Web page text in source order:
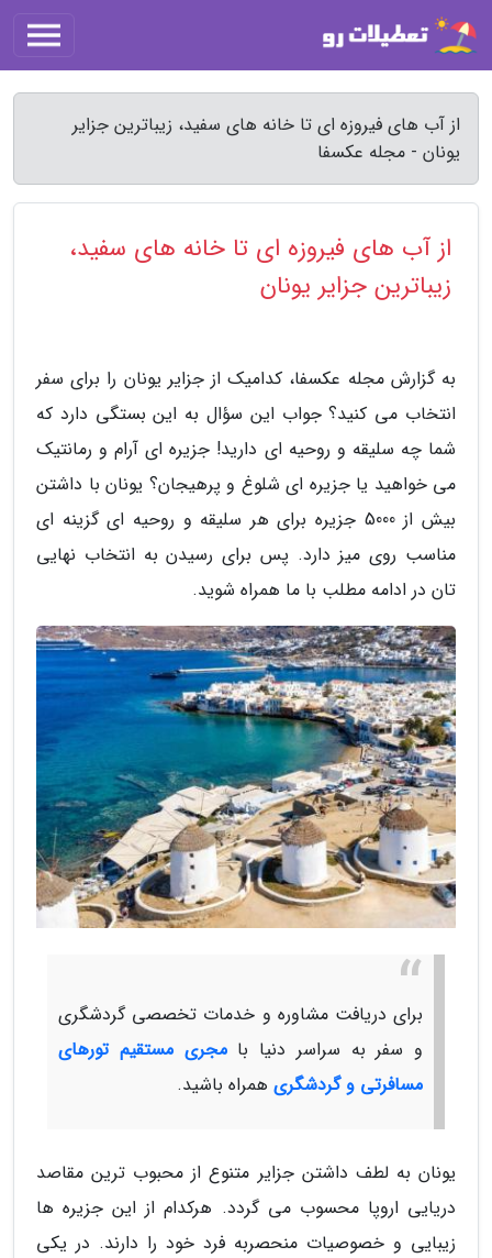
از آب های فیروزه ای تا خانه های سفید، زیباترین جزایر
یونان - مجله عکسفا
از آب های فیروزه ای تا خانه های سفید،
زیباترین جزایر یونان
به گزارش مجله عکسفا، کدامیک از جزایر یونان را برای سفر
انتخاب می کنید؟ جواب این سؤال به این بستگی دارد که
شما چه سلیقه و روحیه ای دارید! جزیره ای آرام و رمانتیک
می خواهید یا جزیره ای شلوغ و پرهیجان؟ یونان با داشتن
بیش از 5000 جزیره برای هر سلیقه و روحیه ای گزینه ای
مناسب روی میز دارد. پس برای رسیدن به انتخاب نهایی
تان در ادامه مطلب با ما همراه شوید.
برای دریافت مشاوره و خدمات تخصصی گردشگری
و سفر به سراسر دنیا بامجری مستقیم تورهای
مسافرتی و گردشگری همراه باشید.
یونان به لطف داشتن جزایر متنوع از محبوب ترین مقاصد
دریایی اروپا محسوب می گردد. هرکدام از این جزیره ها
زیبایی و خصوصیات منحصربه فرد خود را دارند. در یکی